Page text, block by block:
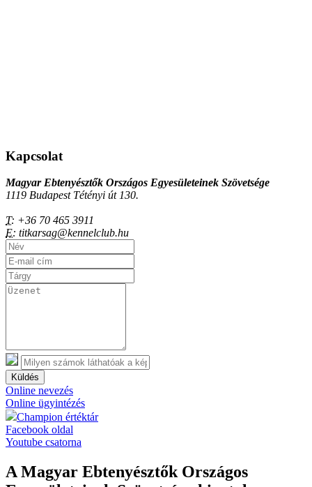
Kapcsolat
Magyar Ebtenyésztők Országos Egyesületeinek Szövetsége
1119 Budapest Tétényi út 130.
T: +36 70 465 3911
E: titkarsag@kennelclub.hu
Küldés
Online nevezés
Online ügyintézés
Champion értéktár
Facebook oldal
Youtube csatorna
A Magyar Ebtenyésztők Országos